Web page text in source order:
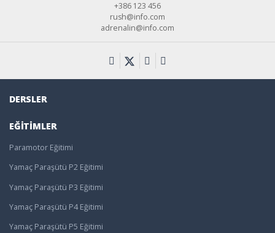
+386 123 456
rush@info.com
adrenalin@info.com
DERSLER
EĞITIMLER
Paramotor Eğitimi
Yamaç Paraşütü P2 Eğitimi
Yamaç Paraşütü P3 Eğitimi
Yamaç Paraşütü P4 Eğitimi
Yamaç Paraşütü P5 Eğitimi